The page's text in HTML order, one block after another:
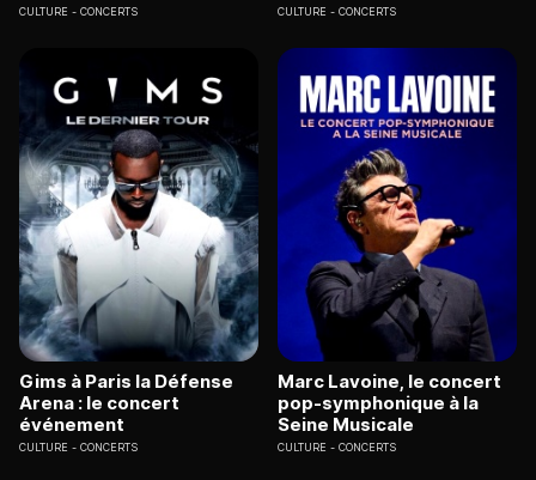
CULTURE CONCERTS CULTURE CONCERTS
Gims à Paris la Défense
Arena : le concert
événement
CULTURE CONCERTS
Marc Lavoine, le concert
pop-symphonique à la
Seine Musicale
CULTURE CONCERTS